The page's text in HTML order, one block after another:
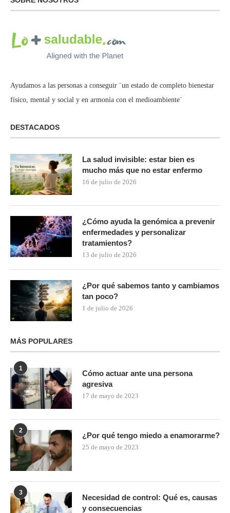
Ayudamos a las personas a conseguir ¨un estado de completo bienestar
físico, mental y social y en armonía con el medioambiente¨
DESTACADOS
La salud invisible: estar bien es
mucho más que no estar enfermo
16 de julio de 2026
¿Cómo ayuda la genómica a prevenir
enfermedades y personalizar
tratamientos?
13 de julio de 2026
¿Por qué sabemos tanto y cambiamos
tan poco?
1 de julio de 2026
MÁS POPULARES
1
Cómo actuar ante una persona
agresiva
17 de mayo de 2023
2
¿Por qué tengo miedo a enamorarme?
25 de mayo de 2023
3
Necesidad de control: Qué es, causas
y consecuencias